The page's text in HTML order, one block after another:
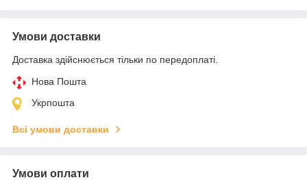
Умови доставки
Доставка здійснюється тільки по передоплаті.
Нова Пошта
Укрпошта
Всі умови доставки
Умови оплати